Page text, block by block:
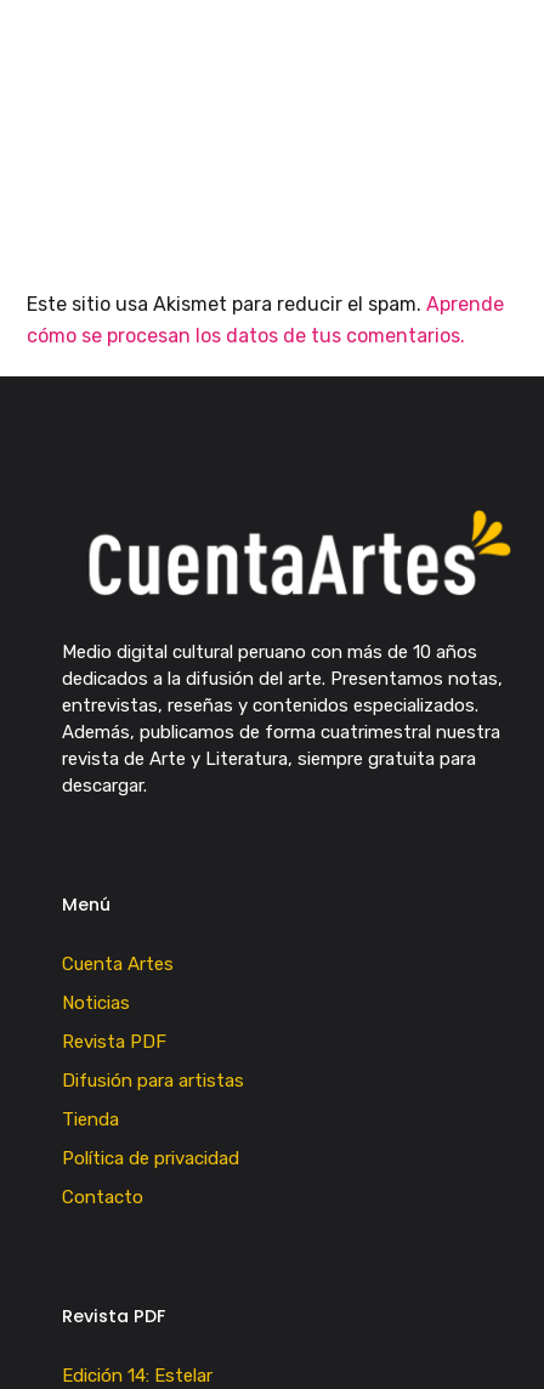
Este sitio usa Akismet para reducir el spam.Aprende
cómo se procesan los datos de tus comentarios.
Medio digital cultural peruano con más de 10 años
dedicados a la difusión del arte. Presentamos notas,
entrevistas, reseñas y contenidos especializados.
Además, publicamos de forma cuatrimestral nuestra
revista de Arte y Literatura, siempre gratuita para
descargar.
Menú
Cuenta Artes
Noticias
Revista PDF
Difusión para artistas
Tienda
Política de privacidad
Contacto
Revista PDF
Edición 14: Estelar